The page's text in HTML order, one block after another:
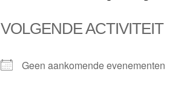
VOLGENDE ACTIVITEIT
Geen aankomende evenementen